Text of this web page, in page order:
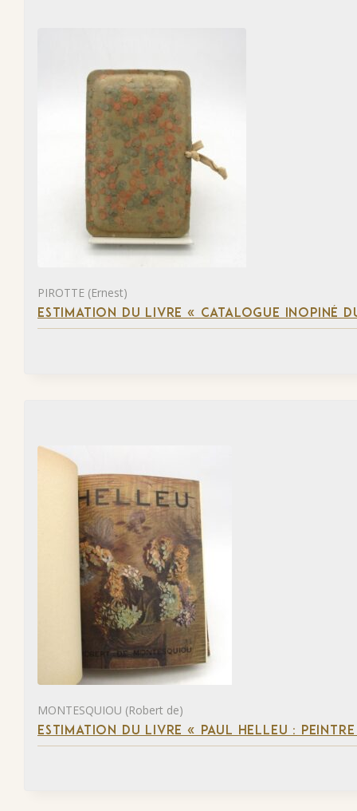
PIROTTE (Ernest)
ESTIMATION DU LIVRE « CATALOGUE INOPINÉ
MONTESQUIOU (Robert de)
ESTIMATION DU LIVRE « PAUL HELLEU :